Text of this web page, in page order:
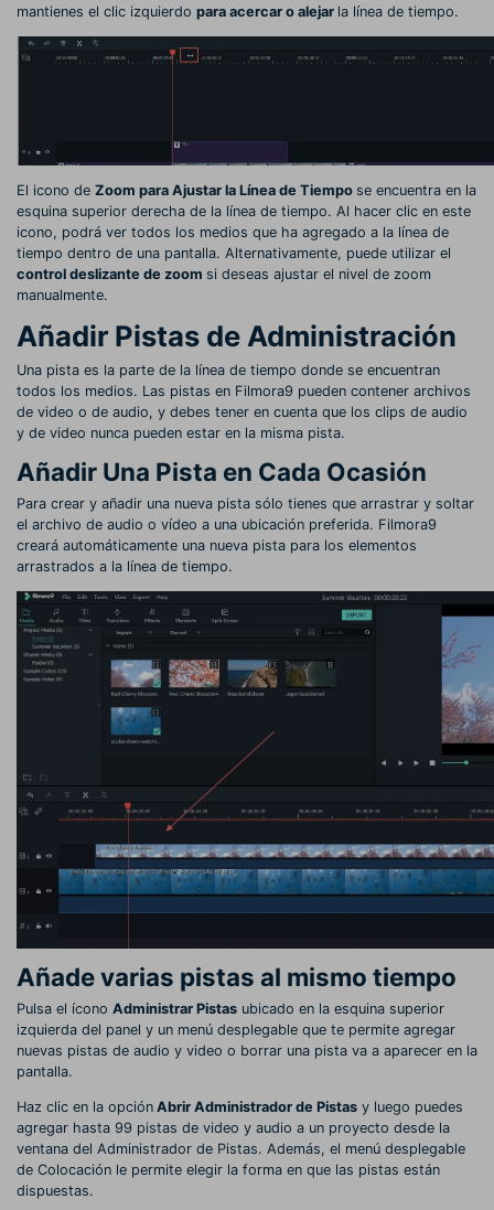
mantienes el clic izquierdo para acercar o alejar la línea de tiempo.
El icono de Zoom para Ajustar la Línea de Tiempo se encuentra en la
esquina superior derecha de la línea de tiempo. Al hacer clic en este
icono, podrá ver todos los medios que ha agregado a la línea de
tiempo dentro de una pantalla. Alternativamente, puede utilizar el
control deslizante de zoom si deseas ajustar el nivel de zoom
manualmente.
Añadir Pistas de Administración
Una pista es la parte de la línea de tiempo donde se encuentran
todos los medios. Las pistas en Filmora9 pueden contener archivos
de video o de audio, y debes tener en cuenta que los clips de audio
y de video nunca pueden estar en la misma pista.
Añadir Una Pista en Cada Ocasión
Para crear y añadir una nueva pista sólo tienes que arrastrar y soltar
el archivo de audio o vídeo a una ubicación preferida. Filmora9
creará automáticamente una nueva pista para los elementos
arrastrados a la línea de tiempo.
Añade varias pistas al mismo tiempo
Pulsa el ícono Administrar Pistas ubicado en la esquina superior
izquierda del panel y un menú desplegable que te permite agregar
nuevas pistas de audio y video o borrar una pista va a aparecer en la
pantalla.
Haz clic en la opción Abrir Administrador de Pistas y luego puedes
agregar hasta 99 pistas de video y audio a un proyecto desde la
ventana del Administrador de Pistas. Además, el menú desplegable
de Colocación le permite elegir la forma en que las pistas están
dispuestas.